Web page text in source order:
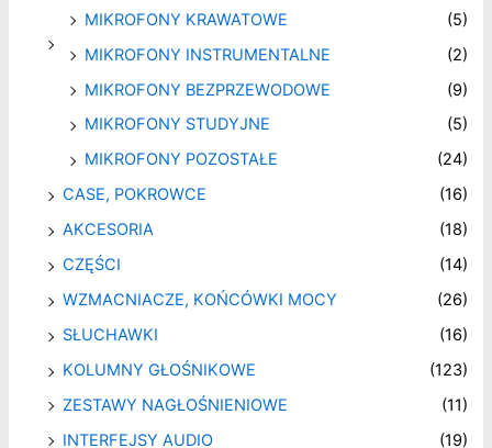
MIKROFONY KRAWATOWE
(5)
MIKROFONY INSTRUMENTALNE
(2)
MIKROFONY BEZPRZEWODOWE
(9)
MIKROFONY STUDYJNE
(5)
MIKROFONY POZOSTAŁE
(24)
CASE, POKROWCE
(16)
AKCESORIA
(18)
CZĘŚCI
(14)
WZMACNIACZE, KOŃCÓWKI MOCY
(26)
SŁUCHAWKI
(16)
KOLUMNY GŁOŚNIKOWE
(123)
ZESTAWY NAGŁOŚNIENIOWE
(11)
INTERFEJSY AUDIO
(19)